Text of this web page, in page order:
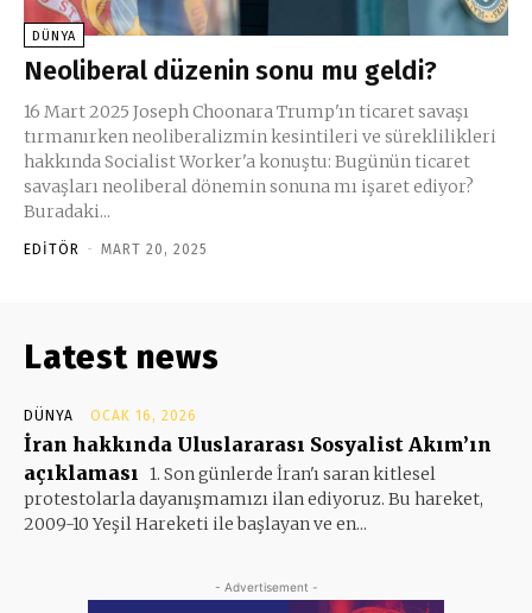
DÜNYA
Neoliberal düzenin sonu mu geldi?
16 Mart 2025 Joseph Choonara Trump'ın ticaret savaşı
tırmanırken neoliberalizmin kesintileri ve süreklilikleri
hakkında Socialist Worker'a konuştu: Bugünün ticaret
savaşları neoliberal dönemin sonuna mı işaret ediyor?
Buradaki...
EDITÖR - MART 20, 2025
Latest news
DÜNYA OCAK 16, 2026
İran hakkında Uluslararası Sosyalist Akım’ın
açıklaması
1. Son günlerde İran'ı saran kitlesel
protestolarla dayanışmamızı ilan ediyoruz. Bu hareket,
2009-10 Yeşil Hareketi ile başlayan ve en...
- Advertisement -